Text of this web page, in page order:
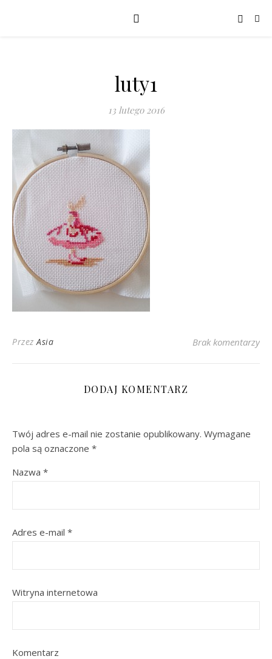
luty1
13 lutego 2016
PrzezAsia Brak komentarzy
DODAJ KOMENTARZ
Twój adres e-mail nie zostanie opublikowany. Wymagane
pola są oznaczone *
Nazwa *
Adres e-mail *
Witryna internetowa
Komentarz